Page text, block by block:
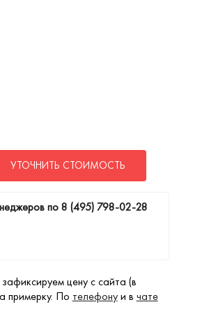
УТОЧНИТЬ СТОИМОСТЬ
по8 (495) 798-02-28
цену с сайта (в
примерку. По телефонуи в чате